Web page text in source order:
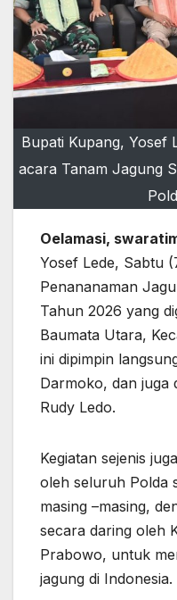
Bupati Kupang, Yosef
acara Tanam Jagung
Oelamasi,
Yosef Lede, Sabtu
Penananaman
Tahun 2026 yang
Baumata Utara,
ini dipimpin
Darmoko, dan juga
Rudy Ledo.
Kegiatan sejenis
oleh seluruh Polda
masing –masing,
secara daring oleh
Prabowo, untuk
jagung di Indonesia.